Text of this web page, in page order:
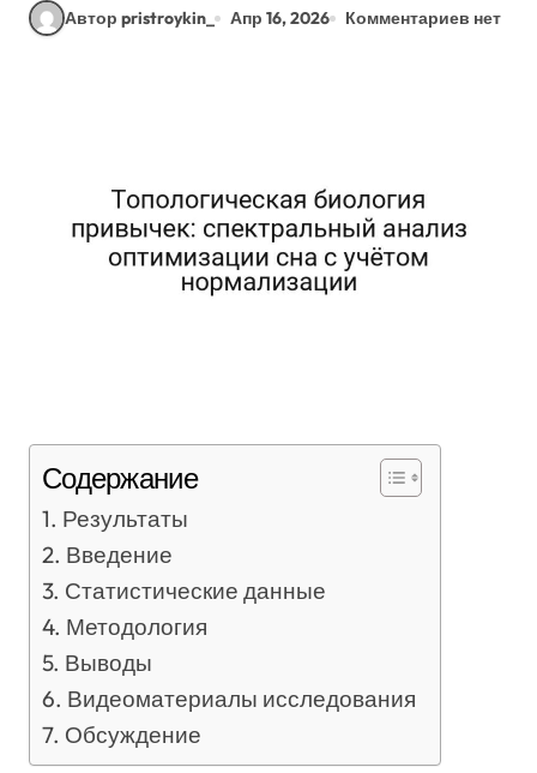
Автор pristroykin_ Апр 16, 2026 Комментариев нет
Содержание
Результаты
Введение
Статистические данные
Методология
Выводы
Видеоматериалы исследования
Обсуждение